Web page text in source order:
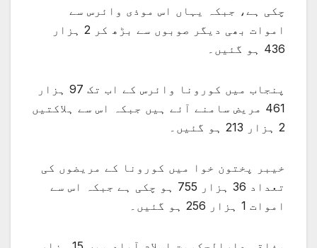
چکی ہے، جبکہ یہاں اس موذی وائرس سے
اموات بھی دیگر صوبوں سے بڑھ کر 2 ہزار
436 ہو گئیں۔
پنجاب میں کورونا وائرس کے اب تک 97 ہزار
461 مریض سامنے آئے ہیں جبکہ اس سے ہلاکتیں
2 ہزار 213 ہو گئیں۔
خیبر پختون خوا میں کورونا کے مریضوں کی
تعداد 36 ہزار 755 ہو چکی ہے جبکہ اس سے
اموات 1 ہزار 256 ہو گئیں۔